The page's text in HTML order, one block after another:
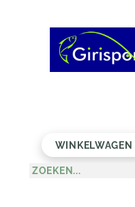
WINKELWAGEN